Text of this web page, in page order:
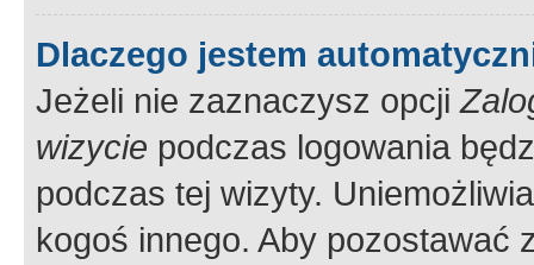
Dlaczego jestem
Jeżeli nie zaznaczysz opcji
wizycie podczas logowania
podczas tej wizyty.
kogoś innego. Aby pozostawać